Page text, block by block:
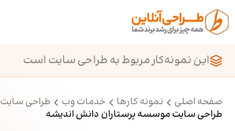
پرش به محتوای اصلی
این نمونه‌کار مربوط به طراحی سایت است
صفحه اصلی نمونه کارها خدمات وب
طراحی سایت
طراحی سایت موسسه پرستاران دانش اندیشه